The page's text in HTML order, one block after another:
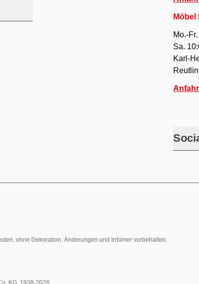
Möbel
Mo.-
Sa.
Karl-
ohne Dekoration. Änderungen und Irrtümer vorbehalten.